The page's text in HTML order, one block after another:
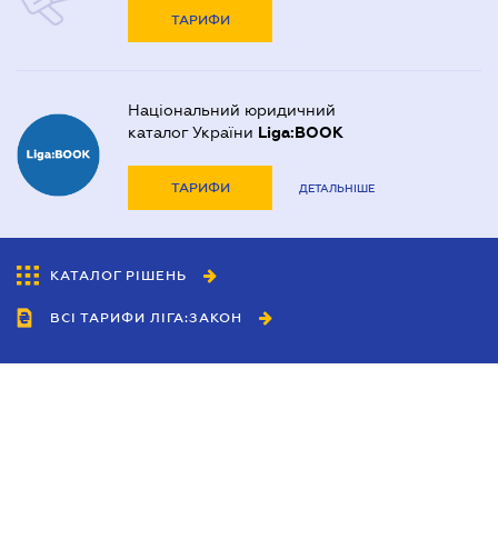
ТАРИФИ
Національний юридичний
каталог України Liga:BOOK
ТАРИФИ ДЕТАЛЬНІШЕ
КАТАЛОГ РІШЕНЬ
ВСІ ТАРИФИ ЛІГА:ЗАКОН